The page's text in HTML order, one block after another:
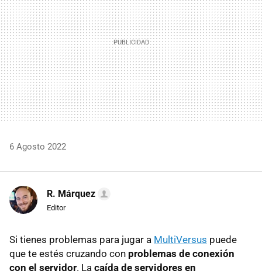
6 Agosto 2022
R. Márquez
Editor
Si tienes problemas para jugar a MultiVersus puede
que te estés cruzando con problemas de conexión
con el servidor. La caída de servidores en